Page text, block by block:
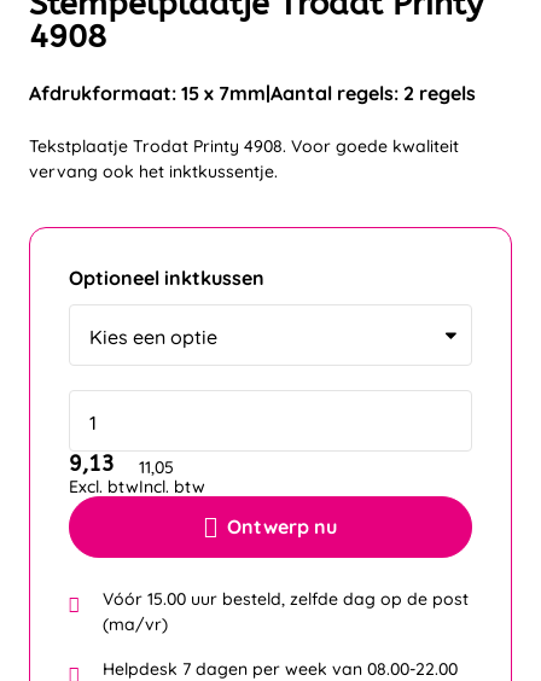
4908
Afdrukformaat: 15 x 7mm Aantal regels: 2 regels
Tekstplaatje Trodat Printy 4908. Voor goede kwaliteit
vervang ook het inktkussentje.
Optioneel inktkussen
Ontwerp nu
9,13
Excl. btw
11,05
Incl. btw
Vóór 15.00 uur besteld, zelfde dag op de post
(ma/vr)
Helpdesk 7 dagen per week van 08.00-22.00